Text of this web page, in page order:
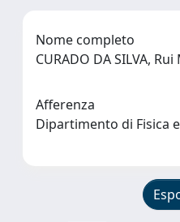
Nome completo
CURADO DA SILVA,
Afferenza
Dipartimento di Fisica